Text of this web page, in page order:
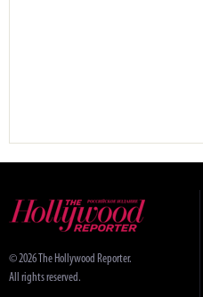
© 2026 The Hollywood Reporter.
All rights reserved.